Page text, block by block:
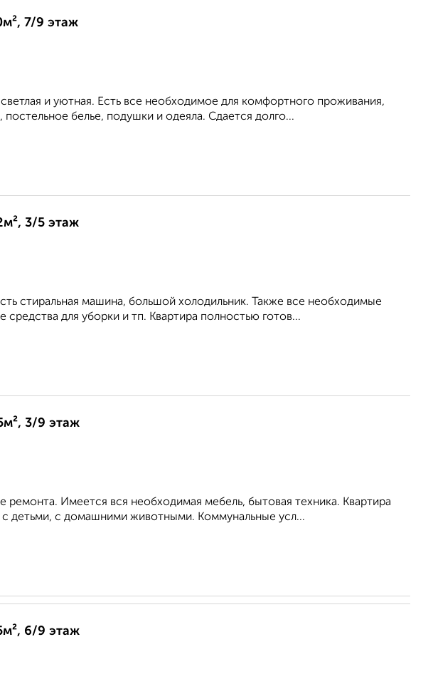
7/9 этаж
и уютная. Есть все необходимое для комфортного проживания,
белье, подушки и одеяла. Сдается долго...
3/5 этаж
стиральная машина, большой холодильник. Также все необходимые
для уборки и тп. Квартира полностью готов...
3/9 этаж
ремонта. Имеется вся необходимая мебель, бытовая техника. Квартира
детьми, с домашними животными. Коммунальные усл...
6/9 этаж